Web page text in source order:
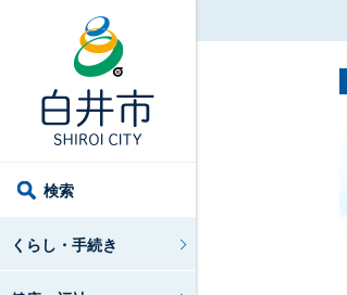
検索
くらし・手続き